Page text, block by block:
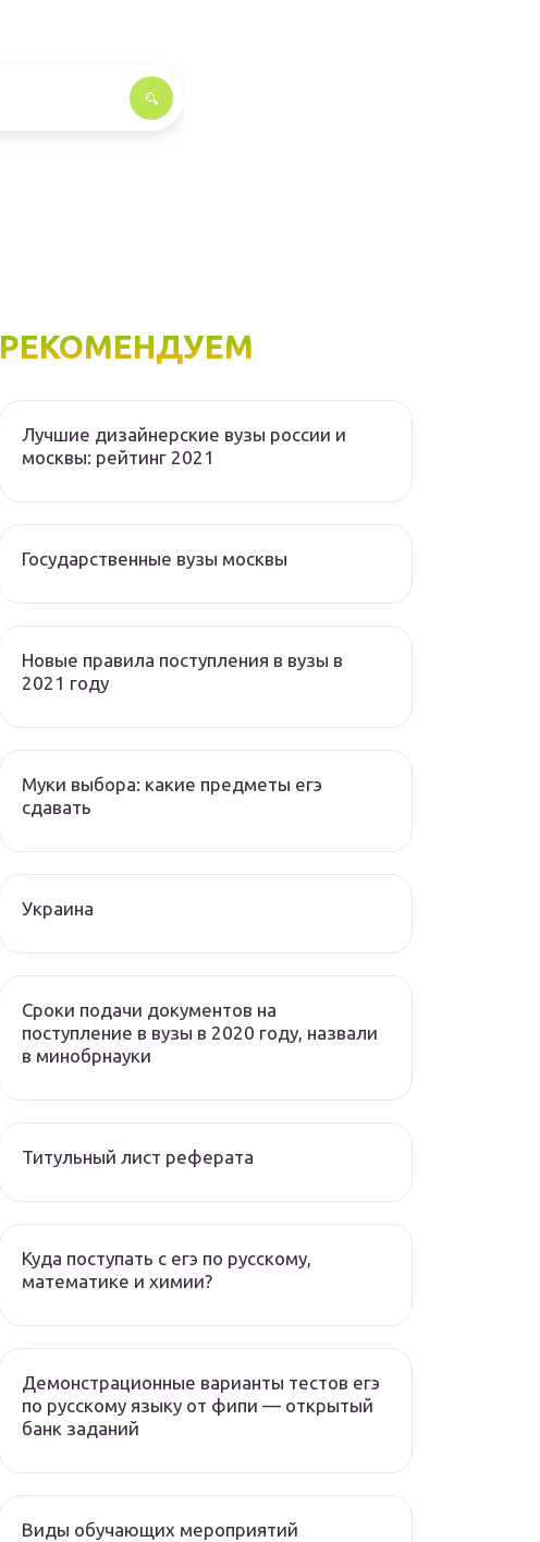
РЕКОМЕНДУЕМ
Лучшие дизайнерские вузы россии и
москвы: рейтинг 2021
Государственные вузы москвы
Новые правила поступления в вузы в
2021 году
Муки выбора: какие предметы егэ
сдавать
Украина
Сроки подачи документов на
поступление в вузы в 2020 году, назвали
в минобрнауки
Титульный лист реферата
Куда поступать с егэ по русскому,
математике и химии?
Демонстрационные варианты тестов егэ
по русскому языку от фипи — открытый
банк заданий
Виды обучающих мероприятий